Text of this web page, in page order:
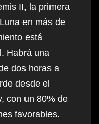
II, la primera
en más de
está
Habrá una
dos horas a
desde el
con un 80% de
favorables.